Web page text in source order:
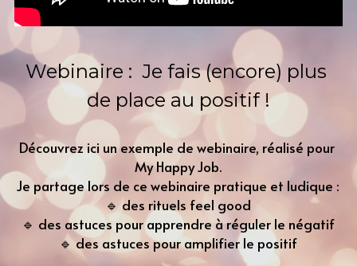
Webinaire :  Je fais (encore) plus
de place au positif !
Découvrez ici un exemple de webinaire, réalisé pour
My Happy Job.
Je partage lors de ce webinaire pratique et ludique :
🔹 des rituels feel good
🔹 des astuces pour apprendre à réguler le négatif
🔹 des astuces pour amplifier le positif